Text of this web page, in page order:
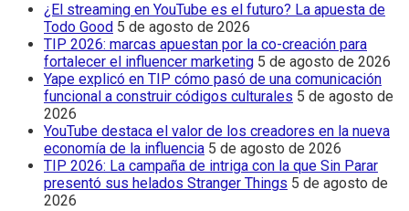
¿El streaming en YouTube es el futuro? La apuesta de
Todo Good 5 de agosto de 2026
TIP 2026: marcas apuestan por la co-creación para
fortalecer el influencer marketing 5 de agosto de 2026
Yape explicó en TIP cómo pasó de una comunicación
funcional a construir códigos culturales 5 de agosto de
2026
YouTube destaca el valor de los creadores en la nueva
economía de la influencia 5 de agosto de 2026
TIP 2026: La campaña de intriga con la que Sin Parar
presentó sus helados Stranger Things 5 de agosto de
2026